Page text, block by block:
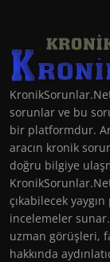
sorunlar ve bu
bir platformdur.
aracın kronik
doğru bilgiye
çıkabilecek
incelemeler
uzman görüşleri,
hakkında